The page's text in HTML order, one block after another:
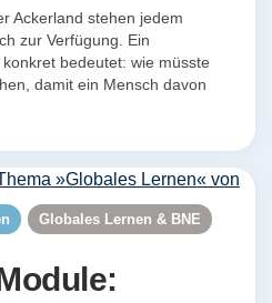
Ackerland stehen jedem
zur Verfügung. Ein
bedeutet: wie müsste
damit ein Mensch davon
Globales Lernen & BNE